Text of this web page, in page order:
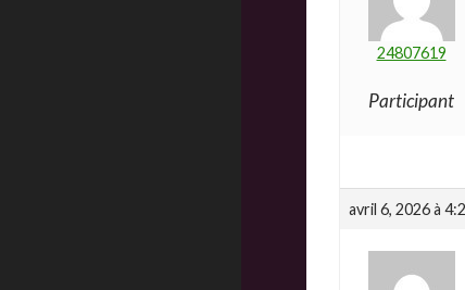
24807619
Participant
avril 6, 2026 à